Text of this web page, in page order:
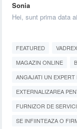
Sonia
Hei, sunt prima data
FEATURED
MAGAZIN ONLINE
ANGAJATI UN
EXTERNALIZAREA
FURNIZOR DE
SE INFIINTEAZA O